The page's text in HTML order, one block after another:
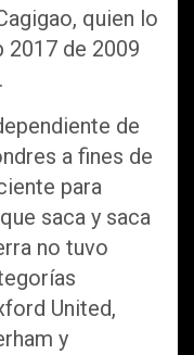
quien lo
2017 de 2009
de
a fines de
para
saca y saca
no tuvo
United,
y